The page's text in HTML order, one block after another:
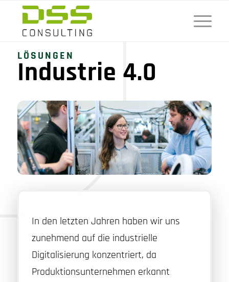
LÖSUNGEN
Industrie 4.0
In den letzten Jahren haben wir uns
zunehmend auf die industrielle
Digitalisierung konzentriert, da
Produktionsunternehmen erkannt